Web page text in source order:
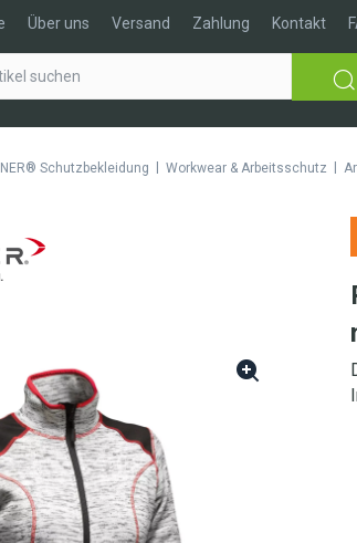
Über uns Versand Zahlung Kontakt
Schutzbekleidung Workwear & Arbeitsschutz